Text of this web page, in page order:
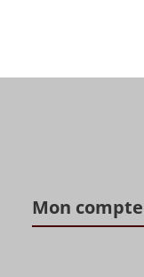
Mon compte